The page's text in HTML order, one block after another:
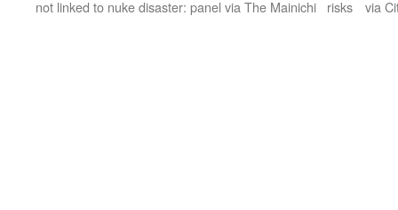
not linked to nuke disaster: panel via The Mainichi
risks via